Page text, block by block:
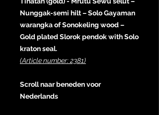
Nunggak-semi hilt – Solo Gayaman
warangka of Sonokeling wood –
Gold plated Slorok pendok with Solo
kraton seal.
(Article number: 2381)
Scroll naar beneden voor
Nederlands